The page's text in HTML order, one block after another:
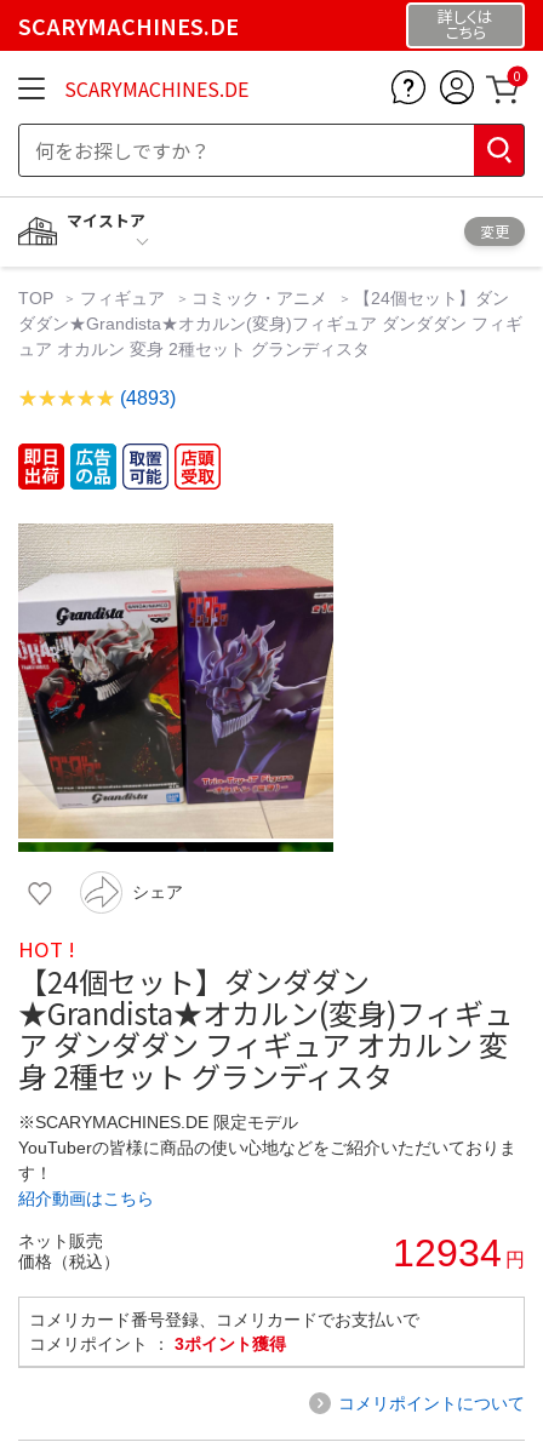
SCARYMACHINES.DE 詳しくは
こちら
SCARYMACHINES.DE 0
マイストア
変更
TOP フィギュア コミック・アニメ
【24個セット】ダン
ダダン★Grandista★オカルン(変身)フィギュア ダンダダン フィギ
ュア オカルン 変身 2種セット グランディスタ
(4893)
シェア
HOT !
【24個セット】ダンダダン
★Grandista★オカルン(変身)フィギュ
ア ダンダダン フィギュア オカルン 変
身 2種セット グランディスタ
※SCARYMACHINES.DE 限定モデル
YouTuberの皆様に商品の使い心地などをご紹介いただいておりま
す！
紹介動画はこちら
ネット販売
価格（税込）
12934 円
コメリカード番号登録、コメリカードでお支払いで
コメリポイント ： 3ポイント獲得
コメリポイントについて